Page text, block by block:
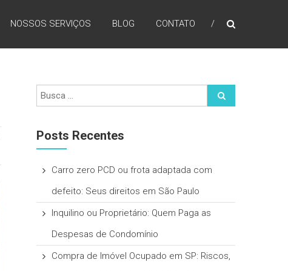
NOSSOS SERVIÇOS BLOG CONTATO
Posts Recentes
Carro zero PCD ou frota adaptada com
defeito: Seus direitos em São Paulo
Inquilino ou Proprietário: Quem Paga as
Despesas de Condomínio
Compra de Imóvel Ocupado em SP: Riscos,